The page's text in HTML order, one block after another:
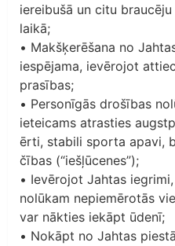
iereibušā un citu
laikā;
• Makšķerēšana no
iespējama, ievērojot
prasības;
• Personīgās drošības
ieteicams atrasties
ērti, stabili sporta apavi,
čības (“iešļūcenes”);
• Ievērojot Jahtas
nolūkam nepiemērotās
var nākties iekāpt ūdenī;
• Nokāpt no Jahtas